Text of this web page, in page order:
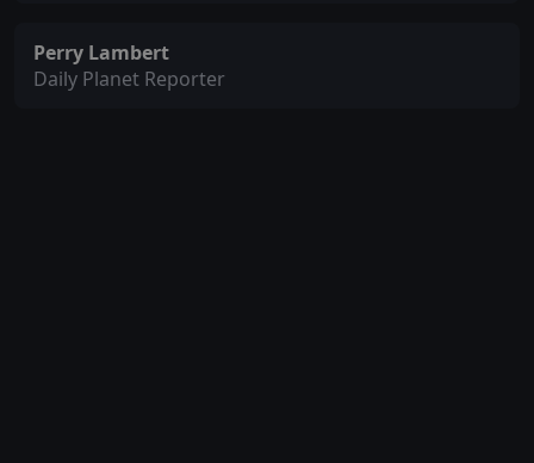
Perry Lambert
Daily Planet Reporter